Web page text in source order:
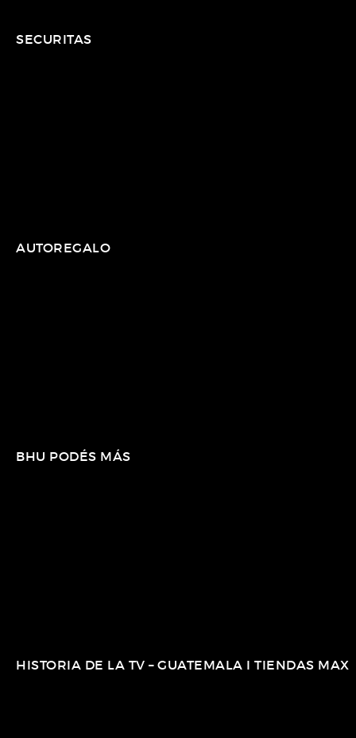
SECURITAS
AUTOREGALO
BHU PODÉS MÁS
HISTORIA DE LA TV – GUATEMALA I TIENDAS MAX